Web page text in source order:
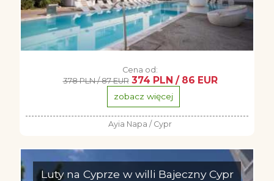
Cena od:
378 PLN / 87 EUR 374 PLN / 86 EUR
zobacz więcej
Ayia Napa / Cypr
Luty na Cyprze w willi Bajeczny Cypr